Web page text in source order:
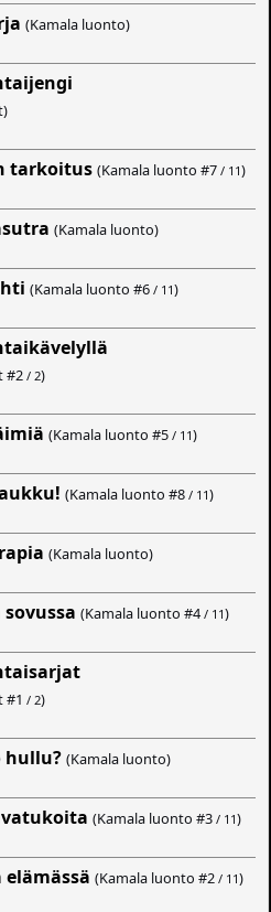
(Kamala luonto)
tarkoitus (Kamala luonto #7 / 11)
(Kamala luonto)
(Kamala luonto #6 / 11)
#2 / 2)
(Kamala luonto #5 / 11)
(Kamala luonto #8 / 11)
(Kamala luonto)
(Kamala luonto #4 / 11)
#1 / 2)
hullu? (Kamala luonto)
(Kamala luonto #3 / 11)
(Kamala luonto #2 / 11)